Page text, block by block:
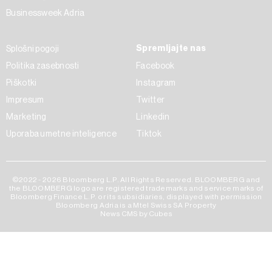
Businessweek Adria
Splošni pogoji
Politika zasebnosti
Piškotki
Impresum
Marketing
Uporaba umetne inteligence
Spremljajte nas
Facebook
Instagram
Twitter
Linkedin
Tiktok
©2022 - 2026 Bloomberg L.P. All Rights Reserved. BLOOMBERG and
the BLOOMBERG logo are registered trademarks and service marks of
Bloomberg Finance L.P. or its subsidiaries, displayed with permission
Bloomberg Adria is a Mtel Swiss SA Property
News CMS by Cubes